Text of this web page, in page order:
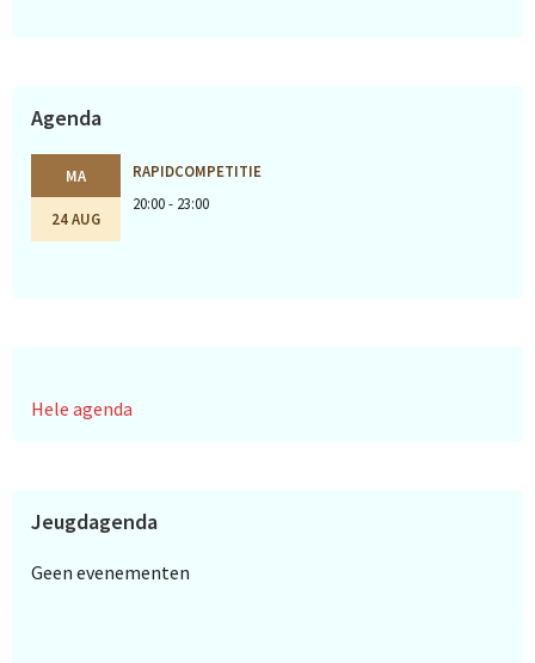
Agenda
MA
24 AUG
RAPIDCOMPETITIE
20:00 - 23:00
Hele agenda
Jeugdagenda
Geen evenementen